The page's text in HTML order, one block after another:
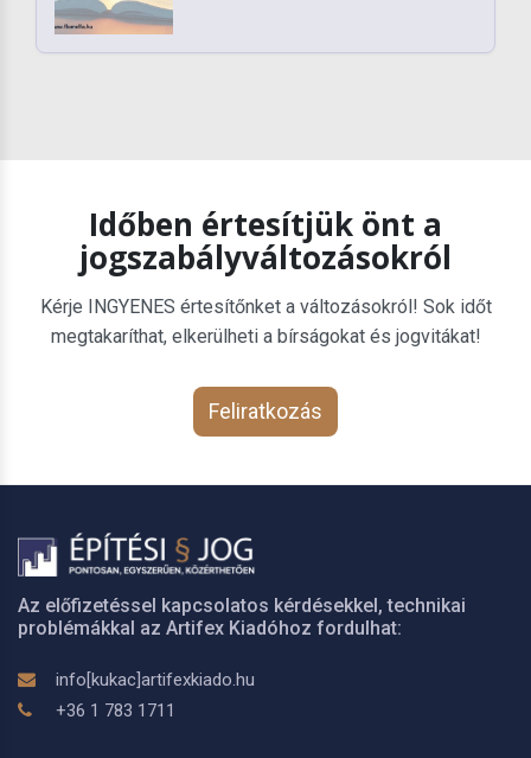
Időben értesítjük önt a
jogszabályváltozásokról
Kérje INGYENES értesítőnket a változásokról! Sok időt
megtakaríthat, elkerülheti a bírságokat és jogvitákat!
Feliratkozás
Az előfizetéssel kapcsolatos kérdésekkel, technikai
problémákkal az Artifex Kiadóhoz fordulhat:
info[kukac]artifexkiado.hu
+36 1 783 1711